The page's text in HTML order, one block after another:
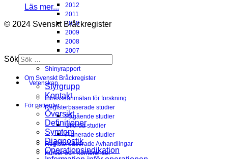
2012
2011
2010
2009
2008
2007
Shinyrapport
Vetenskap
Intresseanmälan för forskning
Registerbaserade studier
Pågående studier
Utförda studier
Planerade studier
Registerbaserade Avhandlingar
Kurser och Konferenser
Läs mer...
© 2024 Svenskt Bråckregister
Sök
Om Svenskt Bråckregister
Styrgrupp
Kontakt
För patienter
Översikt
Definitioner
Symtom
Diagnostik
Operationsindikation